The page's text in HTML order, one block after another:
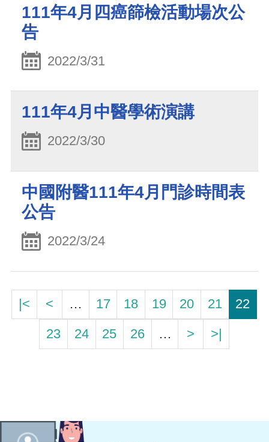
111年4月四癌篩檢活動場次公
告
2022/3/31
111年4月中醫學術演講
2022/3/30
中國附醫111年4月門診時間表
公告
2022/3/24
|< < … 17 18 19 20 21
22
23
24 25 26 … > >|